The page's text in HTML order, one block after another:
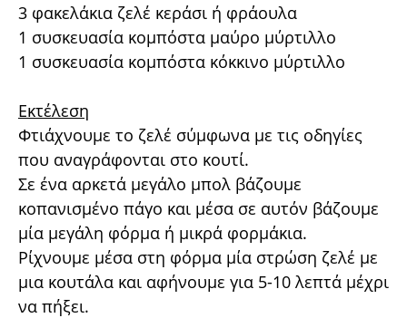
3 φακελάκια ζελέ κεράσι ή φράουλα
1 συσκευασία κομπόστα μαύρο μύρτιλλο
1 συσκευασία κομπόστα κόκκινο μύρτιλλο
Εκτέλεση
Φτιάχνουμε το ζελέ σύμφωνα με τις οδηγίες
που αναγράφονται στο κουτί.
Σε ένα αρκετά μεγάλο μπολ βάζουμε
κοπανισμένο πάγο και μέσα σε αυτόν βάζουμε
μία μεγάλη φόρμα ή μικρά φορμάκια.
Ρίχνουμε μέσα στη φόρμα μία στρώση ζελέ με
μια κουτάλα και αφήνουμε για 5-10 λεπτά μέχρι
να πήξει.